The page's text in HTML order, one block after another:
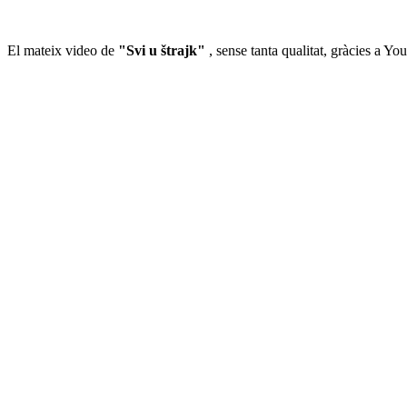
El mateix video de "Svi u štrajk" , sense tanta qualitat, gràcies a